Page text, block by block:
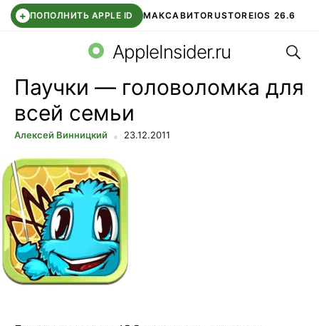
+ ПОПОЛНИТЬ APPLE ID МАКСАВИТОRUSTOREIOS 26.6
СБЕР КИДС ВТБ ОНЛАЙН ЧАТ В ROBLOX
AppleInsider.ru
Паучки — головоломка для
всей семьи
Алексей Винницкий 23.12.2011